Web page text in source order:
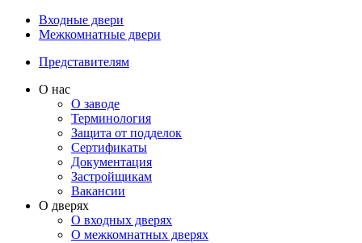
Входные двери
Межкомнатные двери
Представителям
О нас
О заводе
Терминология
Защита от подделок
Сертификаты
Документация
Застройщикам
Вакансии
О дверях
О входных дверях
О межкомнатных дверях